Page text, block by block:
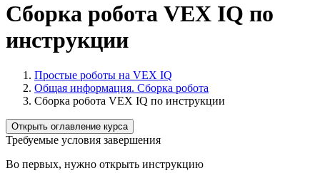
Сборка робота VEX IQ по
инструкции
Простые роботы на VEX IQ
Общая информация. Сборка робота
Сборка робота VEX IQ по инструкции
Открыть оглавление курса
Требуемые условия завершения
Во первых, нужно открыть инструкцию